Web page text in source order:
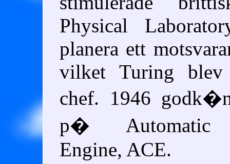
Physical
planera ett
vilket Turing blev
chef. 1946
p� Automatic
Engine, ACE.